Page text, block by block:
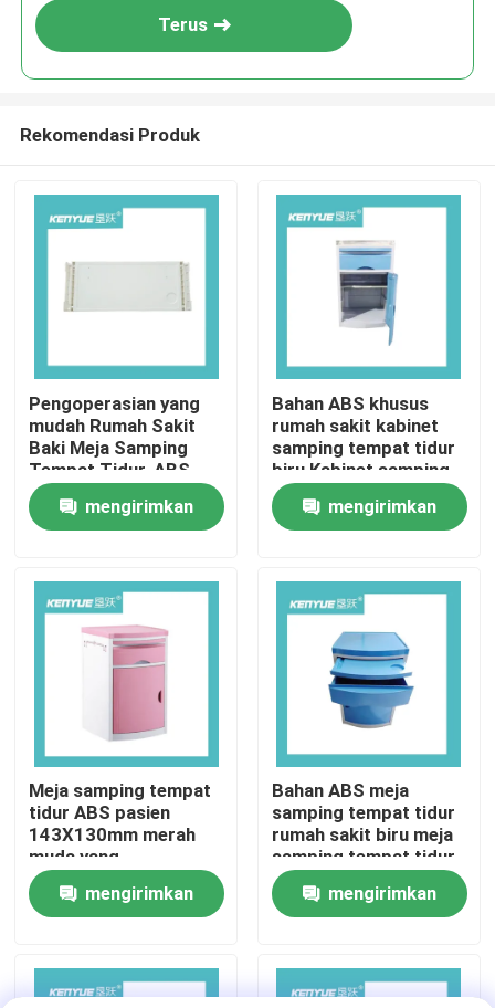
Rumah
Produk
Tentang Kami
Tur Pabrik
Kontrol Kualitas
Berita
Kasus
Aksesori Meja Kebidanan
Terus
Rekomendasi Produk
Pengoperasian yang
mudah Rumah Sakit
Baki Meja Samping
Tempat Tidur, ABS
Durable Over Table
Bed Traymengirimkan
Bahan ABS khusus
rumah sakit kabinet
samping tempat tidur
biru Kabinet samping
tempat tidur bangsal
mengirimkan
Meja samping tempat
tidur ABS pasien
143X130mm merah
muda yang
didedikasikan untuk
tempat tidur rumah
sakit
mengirimkan
Bahan ABS meja
samping tempat tidur
rumah sakit biru meja
samping tempat tidur
khusus rumah sakit
mengirimkan